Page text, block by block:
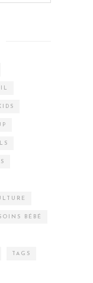
BÉBÉ
TAGS